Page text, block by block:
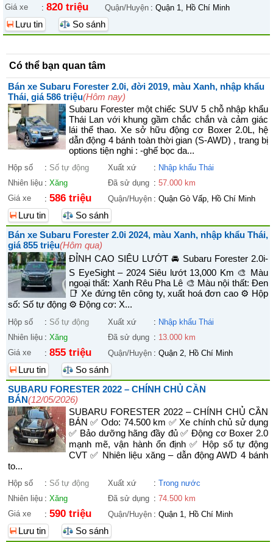
Giá xe
: 820 triệu Quận/Huyện : Quận 1, Hồ Chí Minh
Lưu tin So sánh
Có thể bạn quan tâm
Bán xe Subaru Forester 2.0i, đời 2019, màu Xanh, nhập khẩu
Thái, giá 586 triệu(Hôm nay)
Subaru Forester một chiếc SUV 5 chỗ nhập khẩu
Thái Lan với khung gầm chắc chắn và cảm giác
lái thể thao. Xe sở hữu động cơ Boxer 2.0L, hệ
dẫn động 4 bánh toàn thời gian (S-AWD) , trang bị
options tiện nghi : -ghế bọc da...
Hộp số : Số tự động Xuất xứ : Nhập khẩu Thái
Nhiên liệu : Xăng Đã sử dụng : 57.000 km
Giá xe
: 586 triệu Quận/Huyện : Quận Gò Vấp, Hồ Chí Minh
Lưu tin
So sánh
Bán xe Subaru Forester 2.0i 2024, màu Xanh, nhập khẩu Thái,
giá 855 triệu(Hôm qua)
ĐỈNH CAO SIÊU LƯỚT 🚘 Subaru Forester 2.0i-
S EyeSight – 2024 Siêu lướt 13,000 Km 🎨 Màu
ngoại thất: Xanh Rêu Pha Lê 🎨 Màu nội thất: Đen
📑 Xe đứng tên công ty, xuất hoá đơn cao ⚙️ Hộp
số: Số tự động ⚙️ Động cơ: X...
Hộp số : Số tự động Xuất xứ : Nhập khẩu Thái
Nhiên liệu : Xăng Đã sử dụng : 13.000 km
Giá xe
: 855 triệu Quận/Huyện : Quận 2, Hồ Chí Minh
Lưu tin
So sánh
SUBARU FORESTER 2022 – CHÍNH CHỦ CẦN
BÁN(12/05/2026)
SUBARU FORESTER 2022 – CHÍNH CHỦ CẦN
BÁN ✅ Odo: 74.500 km ✅ Xe chính chủ sử dụng
✅ Bảo dưỡng hãng đầy đủ ✅ Động cơ Boxer 2.0
mạnh mẽ, vận hành ổn định ✅ Hộp số tự động
CVT ✅ Nhiên liệu xăng – dẫn động AWD 4 bánh
to...
Hộp số : Số tự động Xuất xứ : Trong nước
Nhiên liệu : Xăng Đã sử dụng : 74.500 km
Giá xe
: 590 triệu Quận/Huyện : Quận 1, Hồ Chí Minh
Lưu tin
So sánh